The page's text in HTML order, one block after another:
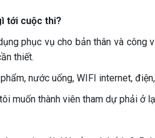
tới cuộc thi?
phục vụ cho bản thân và công
thiết.
nước uống, WIFI internet,
muốn thành viên tham dự phải ở